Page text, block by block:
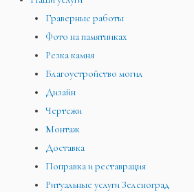
Граверные работы
Фото на памятниках
Резка камня
Благоустройство могил
Дизайн
Чертежи
Монтаж
Доставка
Поправка и реставрация
Ритуальные услуги Зеленоград